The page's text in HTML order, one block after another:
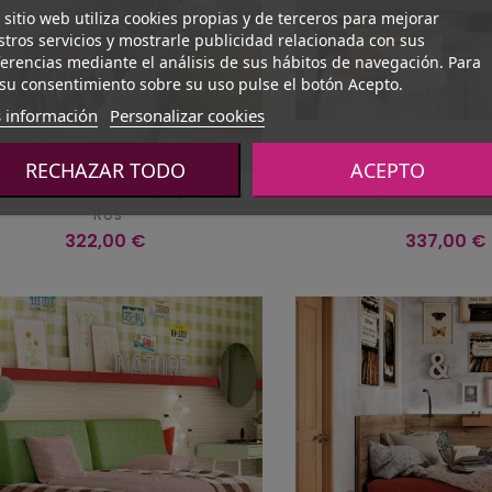
horizontal con fijo y puerta
Ros
Precio
322,00 €
Respaldo
Precio
337,00 €
sitio web utiliza cookies propias y de terceros para mejorar
servicios y mostrarle publicidad relacionada con sus
mediante el análisis de sus hábitos de navegación. Para
consentimiento sobre su uso pulse el botón Acepto.
información Personalizar cookies
RECHAZAR TODO ACEPTO